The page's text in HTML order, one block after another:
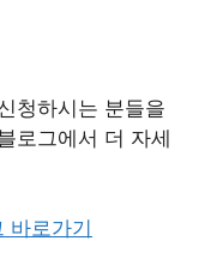
청하시는 분들을
로그에서 더 자세
바로가기